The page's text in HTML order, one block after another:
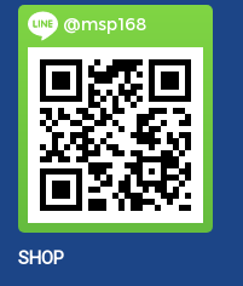
@msp168
SHOP